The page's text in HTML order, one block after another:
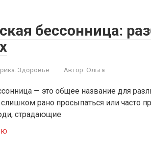
бессонница:
Здоровье Автор: Ольга
— это общее название для
рано просыпаться или часто
страдающие